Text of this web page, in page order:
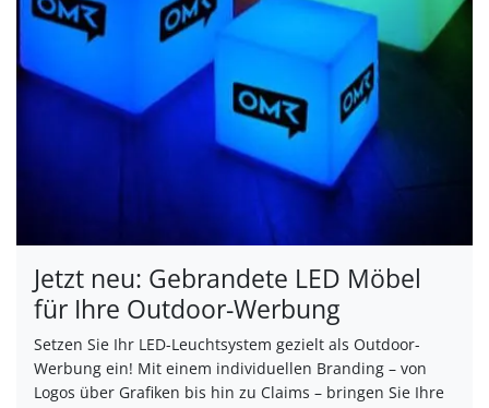
Jetzt neu: Gebrandete LED Möbel
für Ihre Outdoor-Werbung
Setzen Sie Ihr LED-Leuchtsystem gezielt als Outdoor-
Werbung ein! Mit einem individuellen Branding – von
Logos über Grafiken bis hin zu Claims – bringen Sie Ihre